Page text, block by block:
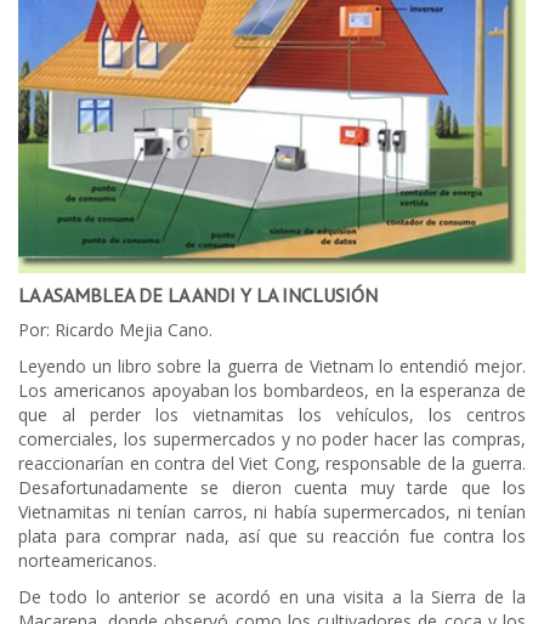
LA ASAMBLEA DE LA ANDI Y LA INCLUSIÓN
Por: Ricardo Mejia Cano.
Leyendo un libro sobre la guerra de Vietnam lo entendió mejor.
Los americanos apoyaban los bombardeos, en la esperanza de
que al perder los vietnamitas los vehículos, los centros
comerciales, los supermercados y no poder hacer las compras,
reaccionarían en contra del Viet Cong, responsable de la guerra.
Desafortunadamente se dieron cuenta muy tarde que los
Vietnamitas ni tenían carros, ni había supermercados, ni tenían
plata para comprar nada, así que su reacción fue contra los
norteamericanos.
De todo lo anterior se acordó en una visita a la Sierra de la